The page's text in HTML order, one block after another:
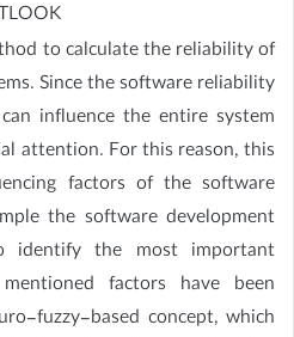
to calculate the reliability of
Since the software reliability
influence the entire system
attention. For this reason, this
factors of the software
the software development
identify the most important
factors have been
fuzzy-based concept, which